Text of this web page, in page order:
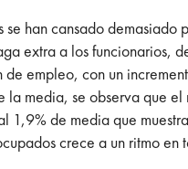
han cansado
extra a los funcionarios,
empleo, con un
media, se observa que
1,9% de media que
crece a un ritmo